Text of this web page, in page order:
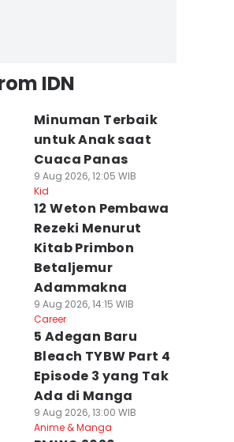
IDN
Minuman Terbaik
untuk Anak saat
Cuaca Panas
9 Aug 2026, 12:05 WIB
Kid
12 Weton Pembawa
Rezeki Menurut
Kitab Primbon
Betaljemur
Adammakna
9 Aug 2026, 14:15 WIB
Career
5 Adegan Baru
Bleach TYBW Part 4
Episode 3 yang Tak
Ada di Manga
9 Aug 2026, 13:00 WIB
Anime & Manga